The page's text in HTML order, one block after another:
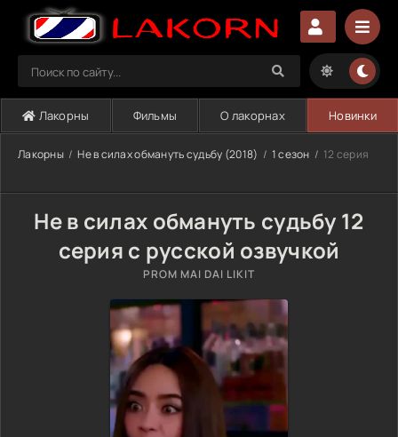
Лакорны Фильмы О лакорнах Новинки
Лакорны Не в силах обмануть судьбу (2018) 1 сезон 12 серия
Не в силах обмануть судьбу 12
серия с русской озвучкой
PROM MAI DAI LIKIT